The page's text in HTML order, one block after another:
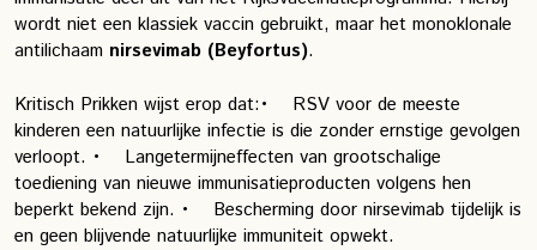
wordt niet een klassiek vaccin gebruikt, maar het monoklonale
antilichaam nirsevimab (Beyfortus).
Kritisch Prikken wijst erop dat:• RSV voor de meeste
kinderen een natuurlijke infectie is die zonder ernstige gevolgen
verloopt. • Langetermijneffecten van grootschalige
toediening van nieuwe immunisatieproducten volgens hen
beperkt bekend zijn. • Bescherming door nirsevimab tijdelijk is
en geen blijvende natuurlijke immuniteit opwekt.